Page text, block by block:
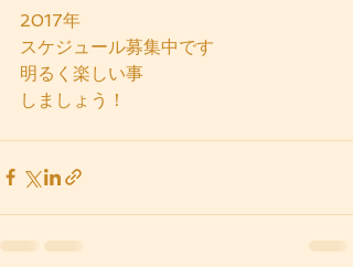
2017年
スケジュール募集中です
明るく楽しい事
しましょう！